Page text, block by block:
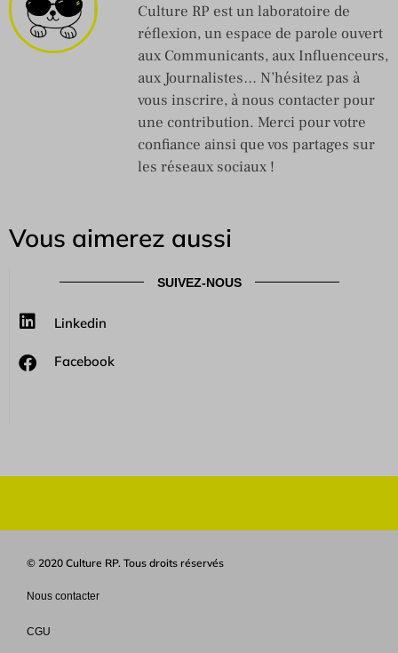
Culture RP est un laboratoire de
réflexion, un espace de parole ouvert
aux Communicants, aux Influenceurs,
aux Journalistes… N’hésitez pas à
vous inscrire, à nous contacter pour
une contribution. Merci pour votre
confiance ainsi que vos partages sur
les réseaux sociaux !
Vous aimerez aussi
SUIVEZ-NOUS
Linkedin
Facebook
© 2020 Culture RP. Tous droits réservés
Nous contacter
CGU